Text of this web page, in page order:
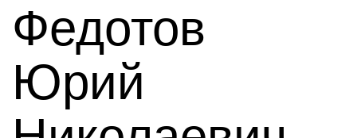
Федотов
Юрий